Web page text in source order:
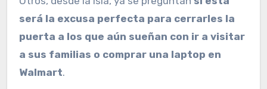
será la excusa perfecta para cerrarles la
puerta a los que aún sueñan con ir a visitar
a sus familias o comprar una laptop en
Walmart.